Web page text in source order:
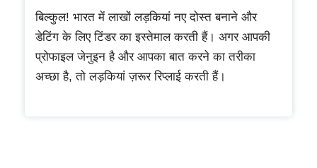
बिल्कुल! भारत में लाखों लड़कियां नए दोस्त बनाने और
डेटिंग के लिए टिंडर का इस्तेमाल करती हैं। अगर आपकी
प्रोफाइल जेनुइन है और आपका बात करने का तरीका
अच्छा है, तो लड़कियां ज़रूर रिप्लाई करती हैं।